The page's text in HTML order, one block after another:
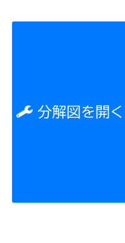
分解図を開く